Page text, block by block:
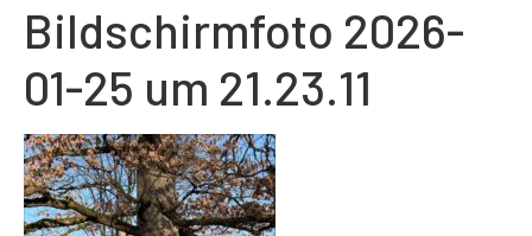
Bildschirmfoto 2026-
01-25 um 21.23.11